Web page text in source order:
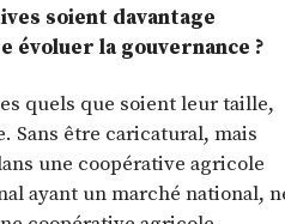
soient davantage
évoluer la gouvernance ?
quels que soient leur taille,
Sans être caricatural, mais
une coopérative agricole
ayant un marché national,